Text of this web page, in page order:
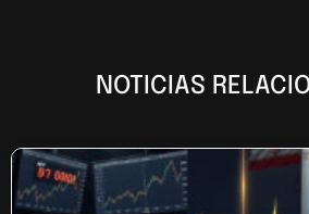
NOTICIAS